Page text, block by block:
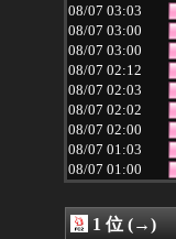
08/07 03:03
08/07 03:00
08/07 03:00
08/07 02:12
08/07 02:03
08/07 02:02
08/07 02:00
08/07 01:03
08/07 01:00
08/07 00:36
08/07 00:30
1 位 (→)